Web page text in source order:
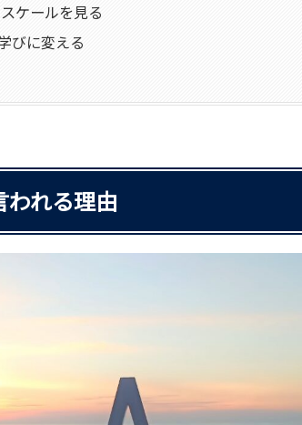
ケールを見る
びに変える
われる理由